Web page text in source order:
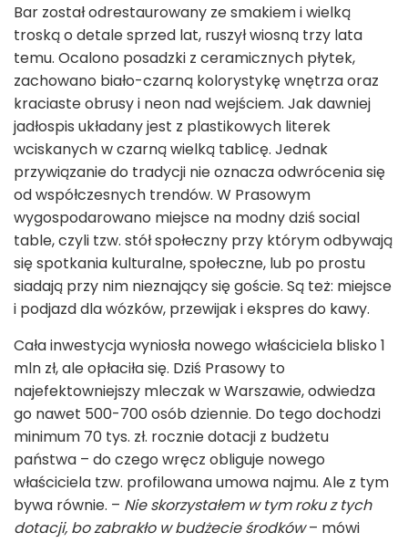
Bar został odrestaurowany ze smakiem i wielką
troską o detale sprzed lat, ruszył wiosną trzy lata
temu. Ocalono posadzki z ceramicznych płytek,
zachowano biało-czarną kolorystykę wnętrza oraz
kraciaste obrusy i neon nad wejściem. Jak dawniej
jadłospis układany jest z plastikowych literek
wciskanych w czarną wielką tablicę. Jednak
przywiązanie do tradycji nie oznacza odwrócenia się
od współczesnych trendów. W Prasowym
wygospodarowano miejsce na modny dziś social
table, czyli tzw. stół społeczny przy którym odbywają
się spotkania kulturalne, społeczne, lub po prostu
siadają przy nim nieznający się goście. Są też: miejsce
i podjazd dla wózków, przewijak i ekspres do kawy.
Cała inwestycja wyniosła nowego właściciela blisko 1
mln zł, ale opłaciła się. Dziś Prasowy to
najefektowniejszy mleczak w Warszawie, odwiedza
go nawet 500-700 osób dziennie. Do tego dochodzi
minimum 70 tys. zł. rocznie dotacji z budżetu
państwa – do czego wręcz obliguje nowego
właściciela tzw. profilowana umowa najmu. Ale z tym
bywa równie. – Nie skorzystałem w tym roku z tych
dotacji, bo zabrakło w budżecie środków– mówi